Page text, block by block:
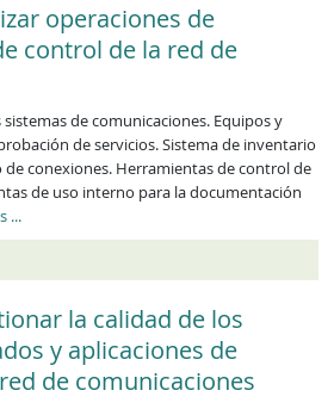
operaciones de
control de la red de
de comunicaciones. Equipos y
de servicios. Sistema de inventario
conexiones. Herramientas de control de
de uso interno para la documentación
ECP1217_3
...
la calidad de los
y aplicaciones de
de comunicaciones